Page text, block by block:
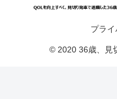
プラ
© 2020 36歳、見